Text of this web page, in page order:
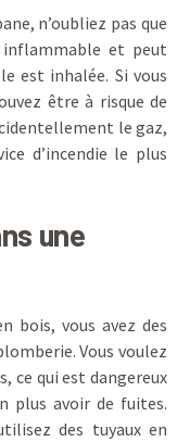
n’oubliez pas que
et peut
est inhalée. Si vous
être à risque de
le gaz,
d’incendie le plus
une
bois, vous avez des
Vous voulez
ce qui est dangereux
plus avoir de fuites.
des tuyaux en